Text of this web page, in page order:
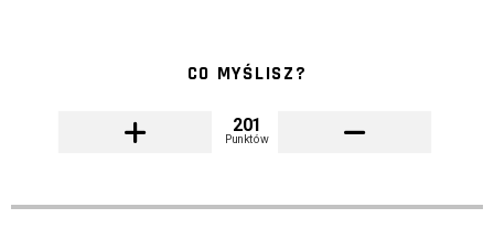
CO MYŚLISZ?
201
Punktów